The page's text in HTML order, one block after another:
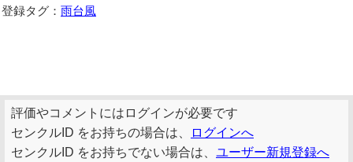
登録タグ： 雨台風
評価やコメントにはログインが必要です
センクルID をお持ちの場合は、
ログインへ
センクルID をお持ちでない場合は、 ユーザー新規登録へ